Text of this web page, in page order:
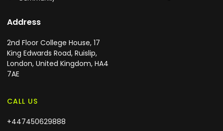
Address
2nd Floor College House, 17
King Edwards Road, Ruislip,
London, United Kingdom, HA4
7AE
CALL US
+447450629888